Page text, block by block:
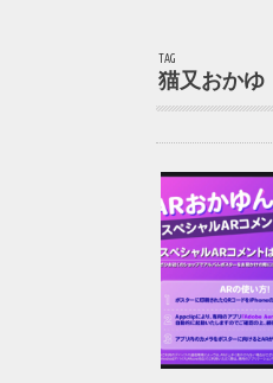
TAG
猫又おかゆ